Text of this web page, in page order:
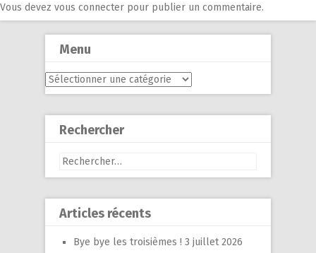
Vous devez vous connecter pour publier un commentaire.
Menu
Menu
Rechercher
Rechercher :
Articles récents
Bye bye les troisièmes ! 3 juillet 2026